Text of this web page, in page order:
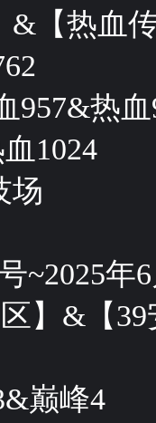
&【热血
957&热血
1024
场
~2025年
区】&【
巅峰4